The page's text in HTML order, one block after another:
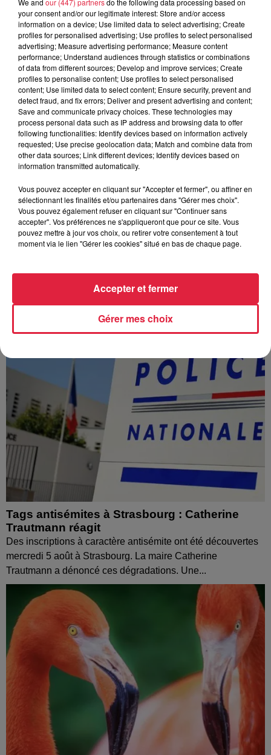
À découvrir également
À Hoerdt, de l’eau brune sort des robinets
nombreuses interrogations, la municipalité a pris...
Tags antisémites à Strasbourg : Catherine
Trautmann réagit
Des inscriptions à caractère antisémite ont été découvertes
mercredi 5 août à Strasbourg. La maire Catherine
Trautmann a dénoncé ces dégradations. Une...
We and our (447) partnersdo the following data processing based on
your consent and/or our legitimate interest: Store and/or access
information on a device; Use limited data to select advertising; Create
profiles for personalised advertising; Use profiles to select personalised
advertising; Measure advertising performance; Measure content
performance; Understand audiences through statistics or combinations
of data from different sources; Develop and improve services; Create
profiles to personalise content; Use profiles to select personalised
content; Use limited data to select content; Ensure security, prevent and
detect fraud, and fix errors; Deliver and present advertising and content;
Save and communicate privacy choices. These technologies may
process personal data such as IP address and browsing data to offer
following functionalities: Identify devices based on information actively
requested; Use precise geolocation data; Match and combine data from
other data sources; Link different devices; Identify devices based on
information transmitted automatically.
Vous pouvez accepter en cliquant sur "Accepter et fermer", ou affiner en
sélectionnant les finalités et/ou partenaires dans "Gérer mes choix".
Vous pouvez également refuser en cliquant sur "Continuer sans
accepter". Vos préférences ne s'appliqueront que pour ce site. Vous
pouvez mettre à jour vos choix, ou retirer votre consentement à tout
moment via le lien "Gérer les cookies" situé en bas de chaque page.
Gérer mes choix
Accepter et fermer